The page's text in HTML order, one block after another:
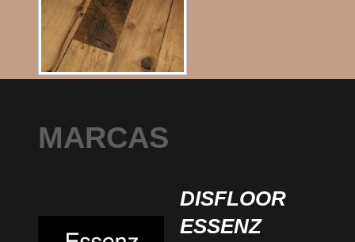
MARCAS
DISFLOOR
ESSENZ